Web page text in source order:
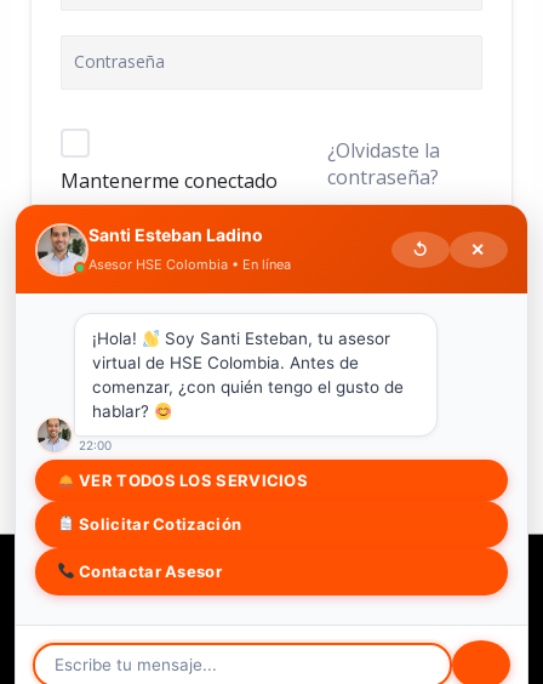
Mantenerme conectado
¿Olvidaste la
contraseña?
ACCEDER
¿No tienes una cuenta?Regístrate ahora
Copyright © 2026 HSE COLOMBIA SAS
Trabaja con nosotros
Santi Esteban Ladino
Asesor HSE Colombia • En línea
↺ ✕
¡Hola!
Soy Santi Esteban, tu asesor
virtual de HSE Colombia. Antes de
comenzar, ¿con quién tengo el gusto de
hablar?
22:00
VER TODOS LOS SERVICIOS
Solicitar Cotización
Contactar Asesor